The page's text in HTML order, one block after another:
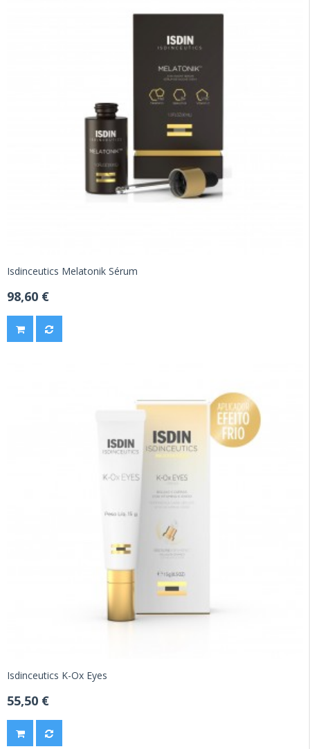
Isdinceutics Melatonik Sérum
98,60 €
Isdinceutics K-Ox Eyes
55,50 €